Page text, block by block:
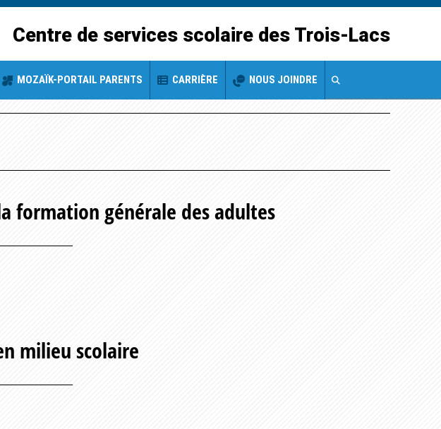
Centre de services scolaire des Trois-Lacs
MOZAÏK-PORTAIL PARENTS CARRIÈRE NOUS JOINDRE
formation générale des adultes
milieu scolaire